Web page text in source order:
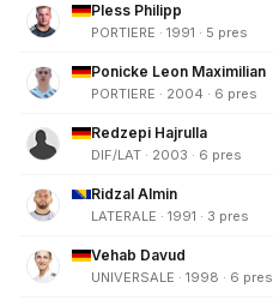
Pless Philipp
PORTIERE · 1991 · 5 pres
Ponicke Leon Maximilian
PORTIERE · 2004 · 6 pres
Redzepi Hajrulla
DIF/LAT · 2003 · 6 pres
Ridzal Almin
LATERALE · 1991 · 3 pres
Vehab Davud
UNIVERSALE · 1998 · 6 pres